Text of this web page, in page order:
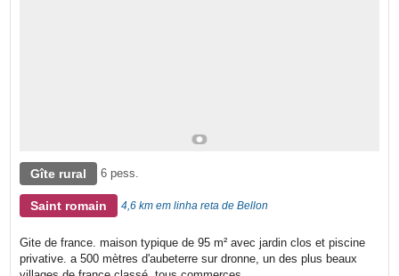
Gîte rural 6 pess.
Saint romain 4,6 km em linha reta de Bellon
Gite de france. maison typique de 95 m² avec jardin clos et piscine
privative. a 500 mètres d'aubeterre sur dronne, un des plus beaux